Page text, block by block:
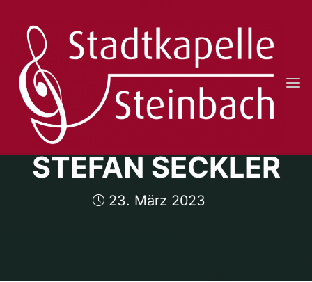
content
STADTKAPELLE
STEINBACH
E.V. 10 JAHRE
STEFAN SECKLER
23. März 2023